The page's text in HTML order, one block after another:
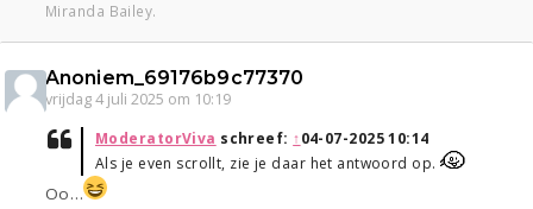
Miranda Bailey.
Anoniem_69176b9c77370
vrijdag 4 juli 2025 om 10:19
ModeratorViva schreef: ↑04-07-2025 10:14
Als je even scrollt, zie je daar het antwoord op.
Oo…